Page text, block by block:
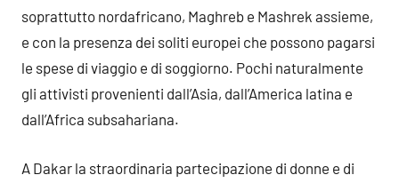
soprattutto nordafricano, Maghreb e Mashrek assieme,
e con la presenza dei soliti europei che possono pagarsi
le spese di viaggio e di soggiorno. Pochi naturalmente
gli attivisti provenienti dall’Asia, dall’America latina e
dall’Africa subsahariana.
A Dakar la straordinaria partecipazione di donne e di